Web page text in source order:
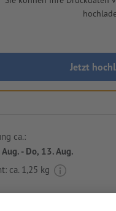
Jetzt
ca.:
- Do, 13. Aug.
ca. 1,25 kg